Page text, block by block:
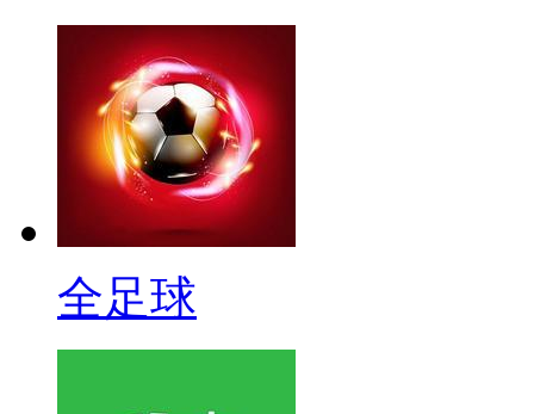
全足球